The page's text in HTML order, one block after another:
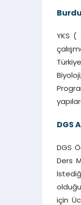
YKS (
DGS
DGS
Ders
için